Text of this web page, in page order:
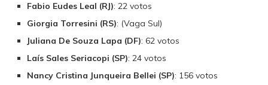
Fabio Eudes Leal (RJ): 22 votos
Giorgia Torresini (RS): (Vaga Sul)
Juliana De Souza Lapa (DF): 62 votos
Laís Sales Seriacopi (SP): 24 votos
Nancy Cristina Junqueira Bellei (SP): 156 votos